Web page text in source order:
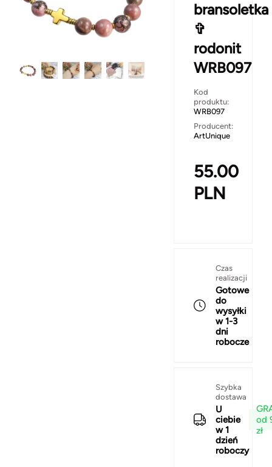
bransoletka
✞
rodonit
WRB097
Kod
produktu:
WRB097
Producent:
ArtUnique
55.00
PLN
Czas
realizacji
Gotowe
do
wysyłki
w 1-3
dni
robocze
Szybka
dostawa
U
ciebie
w 1
dzień
roboczy
od
zł